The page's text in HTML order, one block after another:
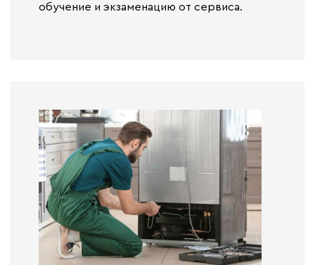
обучение и экзаменацию от сервиса.